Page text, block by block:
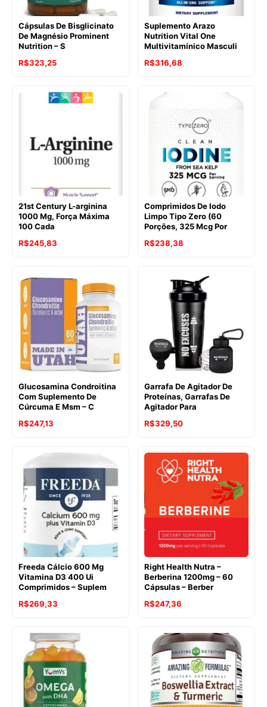
Cápsulas De Bisglicinato
De Magnésio Prominent
Nutrition – S
R$323,25
Suplemento Arazo
Nutrition Vital One
Multivitamínico Masculi
R$316,68
21st Century L-arginina
1000 Mg, Força Máxima
100 Cada
R$245,83
Comprimidos De Iodo
Limpo Tipo Zero (60
Porções, 325 Mcg Por
R$238,38
Glucosamina Condroitina
Com Suplemento De
Cúrcuma E Msm – C
R$247,13
Garrafa De Agitador De
Proteínas, Garrafas De
Agitador Para
R$329,50
Freeda Cálcio 600 Mg
Vitamina D3 400 Ui
Comprimidos – Suplem
R$269,33
Right Health Nutra –
Berberina 1200mg – 60
Cápsulas – Berber
R$247,36